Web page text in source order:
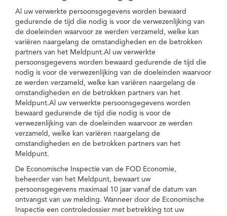
Al uw verwerkte persoonsgegevens worden bewaard
gedurende de tijd die nodig is voor de verwezenlijking van
de doeleinden waarvoor ze werden verzameld, welke kan
variëren naargelang de omstandigheden en de betrokken
partners van het Meldpunt.Al uw verwerkte
persoonsgegevens worden bewaard gedurende de tijd die
nodig is voor de verwezenlijking van de doeleinden waarvoor
ze werden verzameld, welke kan variëren naargelang de
omstandigheden en de betrokken partners van het
Meldpunt.Al uw verwerkte persoonsgegevens worden
bewaard gedurende de tijd die nodig is voor de
verwezenlijking van de doeleinden waarvoor ze werden
verzameld, welke kan variëren naargelang de
omstandigheden en de betrokken partners van het
Meldpunt.
De Economische Inspectie van de FOD Economie,
beheerder van het Meldpunt, bewaart uw
persoonsgegevens maximaal 10 jaar vanaf de datum van
ontvangst van uw melding. Wanneer door de Economische
Inspectie een controledossier met betrekking tot uw